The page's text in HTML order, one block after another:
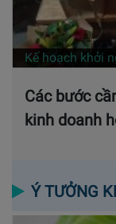
Kế hoạch khởi
Các bước
kinh doanh
Ý TƯỞNG